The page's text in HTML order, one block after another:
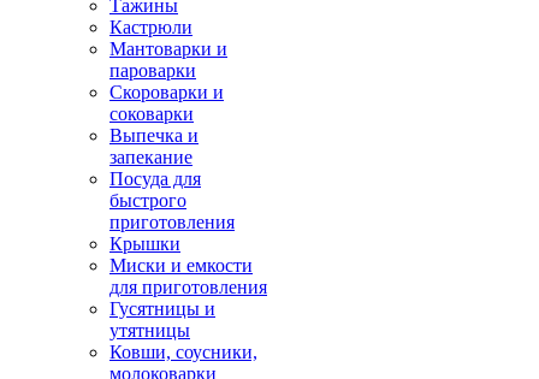
Тажины
Кастрюли
Мантоварки и
пароварки
Скороварки и
соковарки
Выпечка и
запекание
Посуда для
быстрого
приготовления
Крышки
Миски и емкости
для приготовления
Гусятницы и
утятницы
Ковши, соусники,
молоковарки